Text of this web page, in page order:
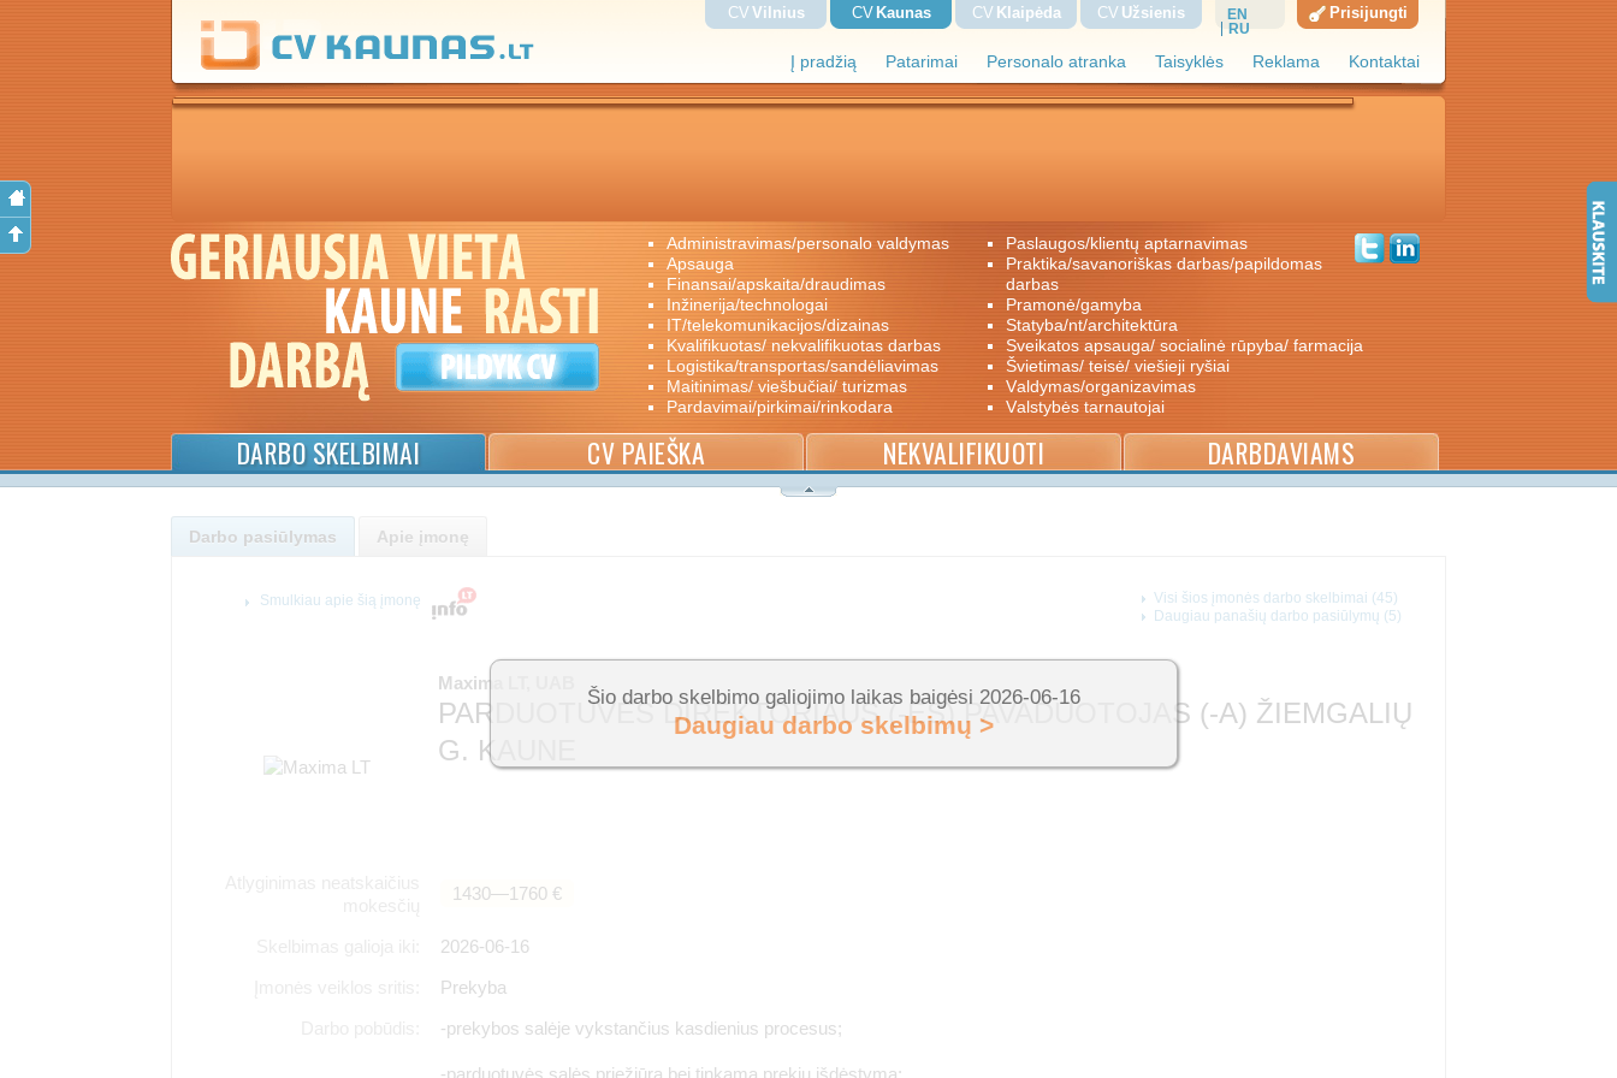
Į pradžią Patarimai Personalo atranka Taisyklės Reklama Kontaktai
CV Vilnius CV Kaunas CV Klaipėda CV Užsienis
EN
RU
Prisijungti
administravimas/personalo valdymas
apsauga
finansai/apskaita/draudimas
inžinerija/technologai
IT/telekomunikacijos/dizainas
kvalifikuotas/ nekvalifikuotas darbas
logistika/transportas/sandėliavimas
maitinimas/ viešbučiai/ turizmas
pardavimai/pirkimai/rinkodara
paslaugos/klientų aptarnavimas
praktika/savanoriškas darbas/papildomas
darbas
pramonė/gamyba
statyba/nt/architektūra
sveikatos apsauga/ socialinė rūpyba/ farmacija
švietimas/ teisė/ viešieji ryšiai
valdymas/organizavimas
valstybės tarnautojai
DARBO SKELBIMAI CV PAIEŠKA NEKVALIFIKUOTI DARBDAVIAMS
Darbo pasiūlymas Apie įmonę
Maxima LT, UAB
PARDUOTUVĖS DIREKTORIAUS (-ĖS) PAVADUOTOJAS (-A) ŽIEMGALIŲ
G. KAUNE
1430―1760 €
2026-06-16
Prekyba
-prekybos salėje vykstančius kasdienius procesus;
Visi šios įmonės darbo skelbimai (45)
Daugiau panašių darbo pasiūlymų (5)
Smulkiau apie šią įmonę
Šio darbo skelbimo galiojimo laikas baigėsi 2026-06-16
Daugiau darbo skelbimų >